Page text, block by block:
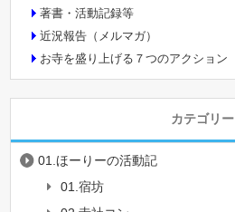
著書・活動記録等
近況報告（メルマガ）
お寺を盛り上げる７つのアクション
カテゴリー
01.ほーりーの活動記
01.宿坊